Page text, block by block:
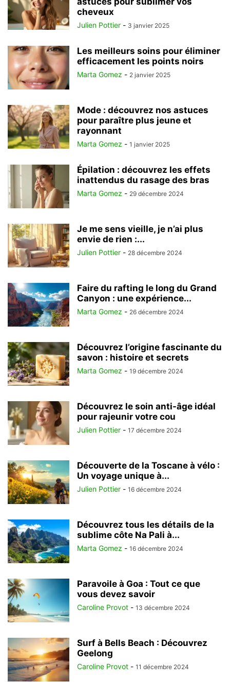
cheveux
Julien Pottier - 3 janvier 2025
Les meilleurs soins pour éliminer
efficacement les points noirs
Marta Gomez - 2 janvier 2025
Mode : découvrez nos astuces
pour paraître plus jeune et
rayonnant
Marta Gomez - 1 janvier 2025
Épilation : découvrez les effets
inattendus du rasage des bras
Marta Gomez - 29 décembre 2024
Je me sens vieille, je n’ai plus
envie de rien :...
Julien Pottier - 28 décembre 2024
Faire du rafting le long du Grand
Canyon : une expérience...
Marta Gomez - 26 décembre 2024
Découvrez l’origine fascinante du
savon : histoire et secrets
Marta Gomez - 19 décembre 2024
Découvrez le soin anti-âge idéal
pour rajeunir votre cou
Julien Pottier - 17 décembre 2024
Découverte de la Toscane à vélo :
Un voyage unique à...
Julien Pottier - 16 décembre 2024
Découvrez tous les détails de la
sublime côte Na Pali à...
Marta Gomez - 16 décembre 2024
Paravoile à Goa : Tout ce que
vous devez savoir
Caroline Provot - 13 décembre 2024
Surf à Bells Beach : Découvrez
Geelong
Caroline Provot - 11 décembre 2024